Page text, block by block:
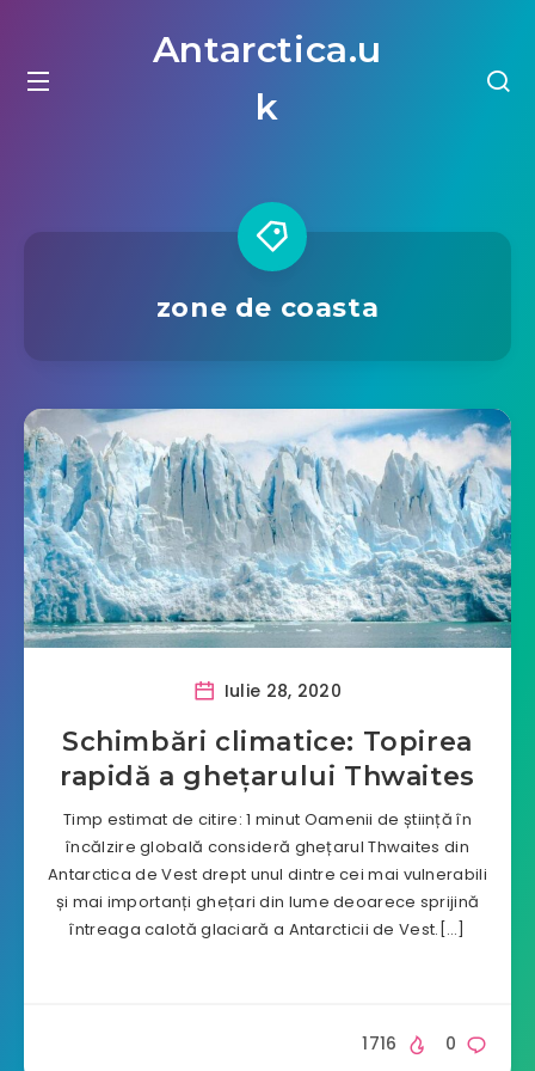
Antarctica.u
k
zone de coasta
Iulie 28, 2020
Schimbări climatice: Topirea
rapidă a ghețarului Thwaites
Timp estimat de citire: 1 minut Oamenii de știință în
încălzire globală consideră ghețarul Thwaites din
Antarctica de Vest drept unul dintre cei mai vulnerabili
și mai importanți ghețari din lume deoarece sprijină
întreaga calotă glaciară a Antarcticii de Vest.[…]
0
1716